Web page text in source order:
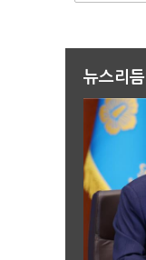
뉴스리듬